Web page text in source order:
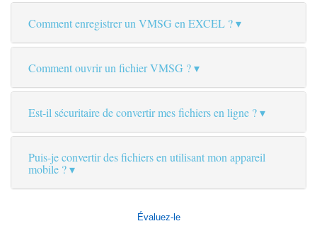
Comment enregistrer un VMSG en EXCEL ?
Comment ouvrir un fichier VMSG ?
Est-il sécuritaire de convertir mes fichiers en ligne ?
Puis-je convertir des fichiers en utilisant mon appareil
mobile ?
Évaluez-le